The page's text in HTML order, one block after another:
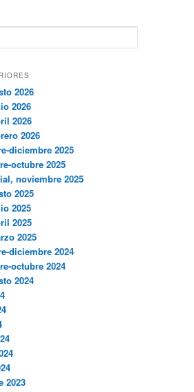
2026
2026
2026
2026
diciembre 2025
octubre 2025
noviembre 2025
2025
2025
2025
2025
diciembre 2024
octubre 2024
2024
2023